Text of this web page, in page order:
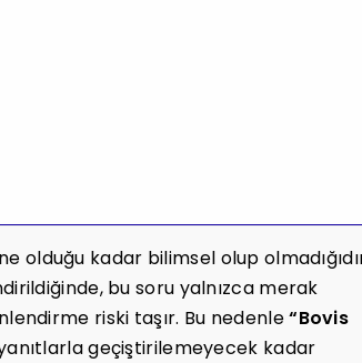
olduğu kadar bilimsel olup
bu soru yalnızca merak
riski taşır. Bu nedenle“Bovis
geçiştirilemeyecek kadar